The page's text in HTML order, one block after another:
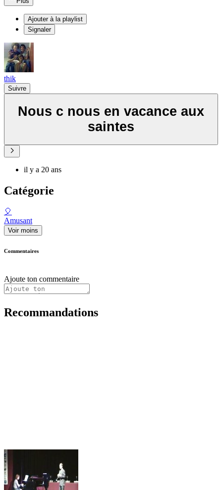
Ajouter à la playlist
Signaler
thik
Suivre
Nous c nous en vacance aux
saintes
il y a 20 ans
Catégorie
🎈
Amusant
Voir moins
Commentaires
Ajoute ton commentaire
Recommandations